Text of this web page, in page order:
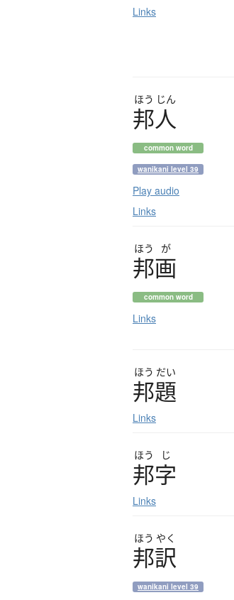
Links
ほう じん
邦人
common word
wanikani level 39
Play audio
Links
ほう が
邦画
common word
Links
ほう だい
邦題
Links
ほう じ
邦字
Links
ほう やく
邦訳
wanikani level 39